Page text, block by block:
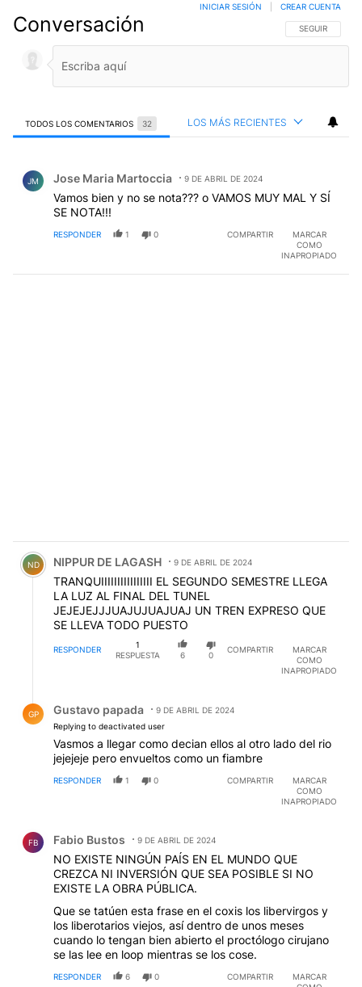
Conversación SIGA ESTA
SEGUIR
INICIAR SESIÓN CREAR CUENTA
TODOS LOS COMENTARIOS 32 LOS MÁS RECIENTES
JM Jose Maria Martoccia 9 DE ABRIL DE 2024
Vamos bien y no se nota??? o VAMOS MUY MAL Y SÍ
SE NOTA!!!
RESPONDER 1 0 COMPARTIR
MARCAR
COMO
INAPROPIADO
Comentario de NIPPUR DE LAGASH.
ND NIPPUR DE LAGASH 9 DE ABRIL DE 2024
TRANQUIIIIIIIIIIIIIIII EL SEGUNDO SEMESTRE LLEGA
LA LUZ AL FINAL DEL TUNEL
JEJEJEJJJUAJUJUAJUAJ UN TREN EXPRESO QUE
SE LLEVA TODO PUESTO
RESPONDER
1
RESPUESTA
6 0
COMPARTIR
MARCAR
COMO
INAPROPIADO
GP Gustavo papada
9 DE ABRIL DE 2024
Replying to deactivated user
Vasmos a llegar como decian ellos al otro lado del rio
jejejeje pero envueltos como un fiambre
RESPONDER 1 0 COMPARTIR
MARCAR
COMO
INAPROPIADO
FB Fabio Bustos 9 DE ABRIL DE 2024
NO EXISTE NINGÚN PAÍS EN EL MUNDO QUE
CREZCA NI INVERSIÓN QUE SEA POSIBLE SI NO
EXISTE LA OBRA PÚBLICA.
Que se tatúen esta frase en el coxis los libervirgos y
los liberotarios viejos, así dentro de unos meses
cuando lo tengan bien abierto el proctólogo cirujano
se las lee en loop mientras se los cose.
RESPONDER 6 0 COMPARTIR
MARCAR